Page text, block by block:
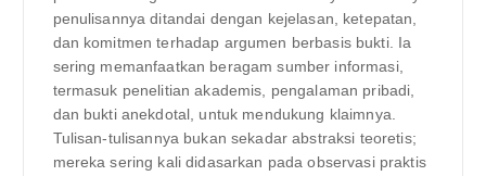
penulisannya ditandai dengan kejelasan, ketepatan,
dan komitmen terhadap argumen berbasis bukti. Ia
sering memanfaatkan beragam sumber informasi,
termasuk penelitian akademis, pengalaman pribadi,
dan bukti anekdotal, untuk mendukung klaimnya.
Tulisan-tulisannya bukan sekadar abstraksi teoretis;
mereka sering kali didasarkan pada observasi praktis